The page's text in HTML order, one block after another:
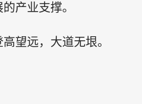
产业支撑。
望远，大道无垠。